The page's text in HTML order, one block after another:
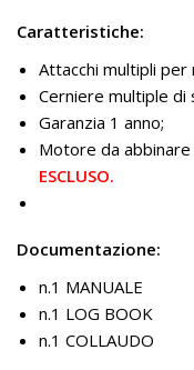
Caratteristiche:
Attacchi multipli per
Cerniere multiple di
Garanzia 1 anno;
Motore da
ESCLUSO.
Documentazione:
n.1 MANUALE
n.1 LOG BOOK
n.1 COLLAUDO